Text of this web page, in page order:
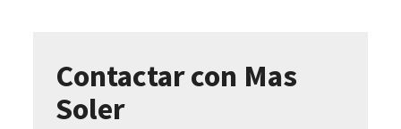
Contactar con Mas
Soler